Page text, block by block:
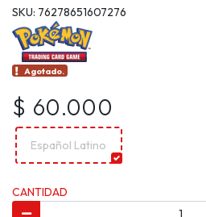
SKU: 76278651607276
Agotado.
$ 60.000
Español Latino
CANTIDAD